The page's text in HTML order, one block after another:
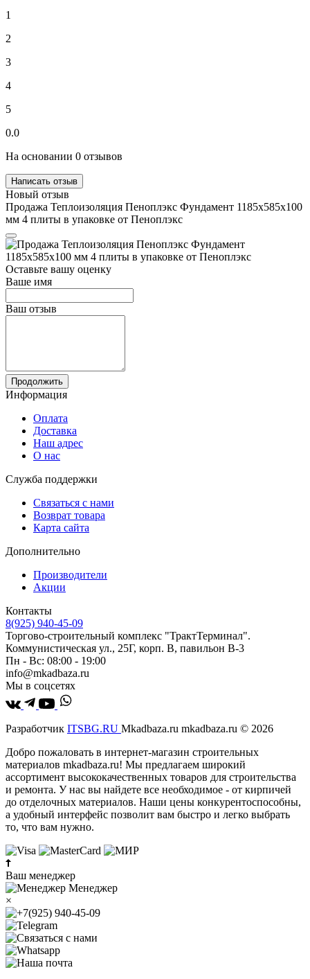
1
2
3
4
5
0.0
На основании 0 отзывов
Написать отзыв
Новый отзыв
Продажа Теплоизоляция Пеноплэкс Фундамент 1185х585х100
мм 4 плиты в упаковке от Пеноплэкс
Оставьте вашу оценку
Ваше имя
Ваш отзыв
Продолжить
Информация
Оплата
Доставка
Наш адрес
О нас
Служба поддержки
Связаться с нами
Возврат товара
Карта сайта
Дополнительно
Производители
Акции
Контакты
8(925) 940-45-09
Торгово-строительный комплекс "ТрактТерминал".
Коммунистическая ул., 25Г, корп. В, павильон В-3
Пн - Вс: 08:00 - 19:00
info@mkadbaza.ru
Мы в соцсетях
Разработчик ITSBG.RU Mkadbaza.ru mkadbaza.ru © 2026
Добро пожаловать в интернет-магазин строительных
материалов mkadbaza.ru! Мы предлагаем широкий
ассортимент высококачественных товаров для строительства
и ремонта. У нас вы найдете все необходимое - от кирпичей
до отделочных материалов. Наши цены конкурентоспособны,
а удобный интерфейс позволит вам быстро и легко выбрать
то, что вам нужно.
Ваш менеджер
Менеджер
×